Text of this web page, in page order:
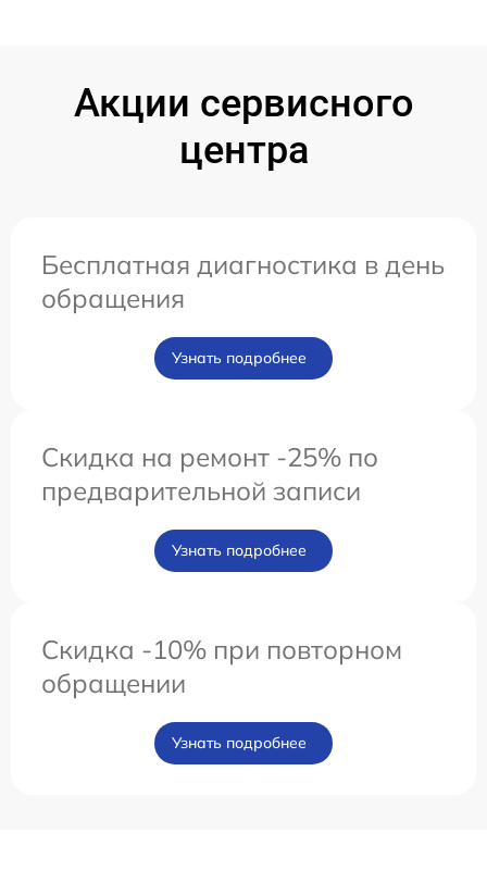
Акции сервисного
центра
Бесплатная диагностика в день
обращения
Узнать подробнее
Скидка на ремонт -25% по
предварительной записи
Узнать подробнее
Скидка -10% при повторном
обращении
Узнать подробнее